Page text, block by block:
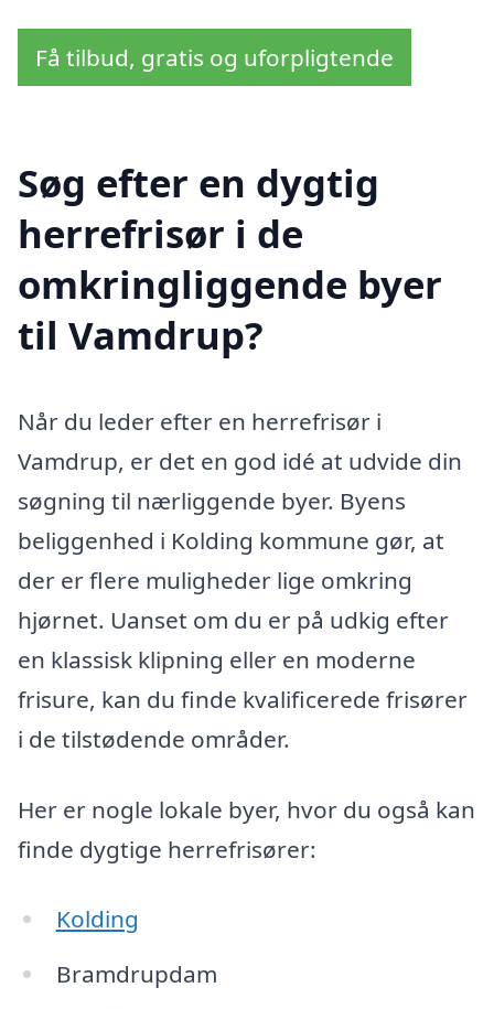
Få tilbud, gratis og uforpligtende
Søg efter en dygtig
herrefrisør i de
omkringliggende byer
til Vamdrup?
Når du leder efter en herrefrisør i
Vamdrup, er det en god idé at udvide din
søgning til nærliggende byer. Byens
beliggenhed i Kolding kommune gør, at
der er flere muligheder lige omkring
hjørnet. Uanset om du er på udkig efter
en klassisk klipning eller en moderne
frisure, kan du finde kvalificerede frisører
i de tilstødende områder.
Her er nogle lokale byer, hvor du også kan
finde dygtige herrefrisører:
Kolding
Bramdrupdam